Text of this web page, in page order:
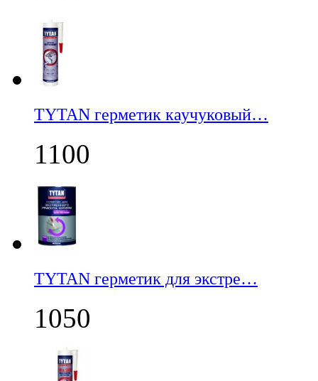
TYTAN герметик каучуковый…
1100
TYTAN герметик для экстре…
1050